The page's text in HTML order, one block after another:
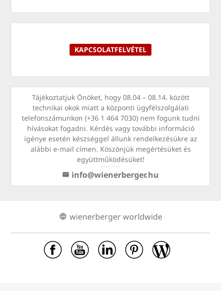
KAPCSOLATFELVÉTEL
Tájékoztatjuk Önöket, hogy 08.04 – 08.14. között
technikai okok miatt a központi ügyfélszolgálati
telefonszámunkon (+36 1 464 7030) nem fogunk tudni
hívásokat fogadni. Kérdés vagy további információ
igénye esetén készséggel állunk rendelkezésükre az
alábbi e-mail címen. Köszönjük megértésüket és
együttműködésüket!
info@wienerberger.hu
wienerberger worldwide